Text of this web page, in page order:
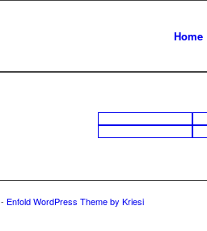
Home
- Enfold WordPress Theme by Kriesi